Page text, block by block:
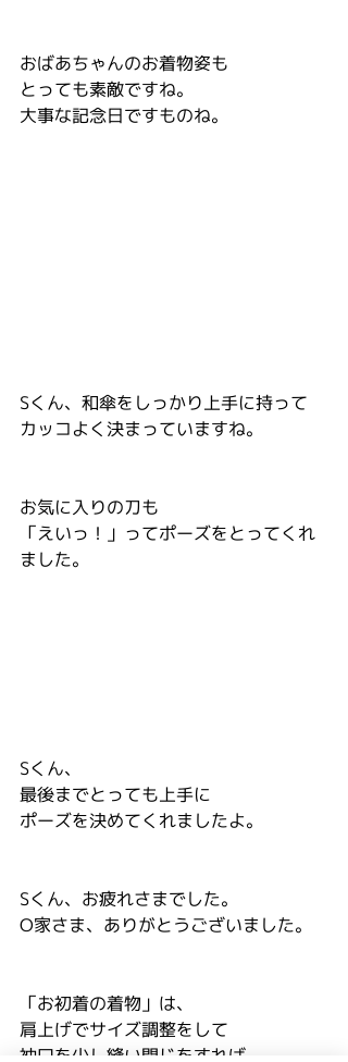
おばあちゃんのお着物姿も
とっても素敵ですね。
大事な記念日ですものね。
Sくん、和傘をしっかり上手に持って
カッコよく決まっていますね。
お気に入りの刀も
「えいっ！」ってポーズをとってくれ
ました。
Sくん、
最後までとっても上手に
ポーズを決めてくれましたよ。
Sくん、お疲れさまでした。
O家さま、ありがとうございました。
「お初着の着物」は、
肩上げでサイズ調整をして
袖口を少し縫い閉じをすれば、